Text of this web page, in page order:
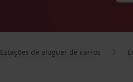
Estações de aluguer de carros